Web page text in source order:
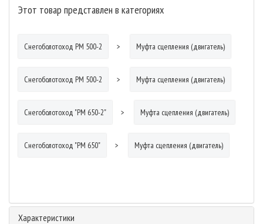
Этот товар представлен в категориях
Снегоболотоход РМ 500-2 Муфта сцепления (двигатель)
Снегоболотоход РМ 500-2 Муфта сцепления (двигатель)
Снегоболотоход "РМ 650-2" Муфта сцепления (двигатель)
Снегоболотоход "РМ 650" Муфта сцепления (двигатель)
Характеристики